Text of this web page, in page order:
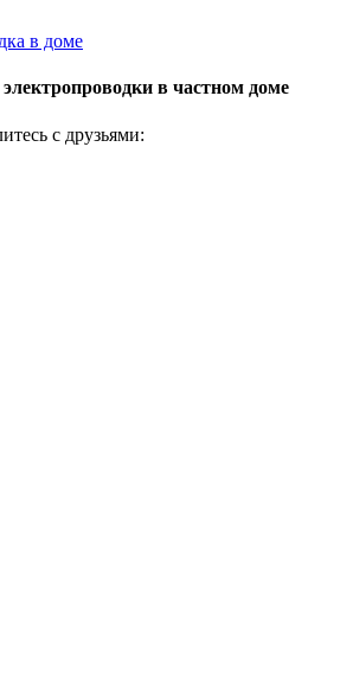
в доме
в частном доме
с друзьями: